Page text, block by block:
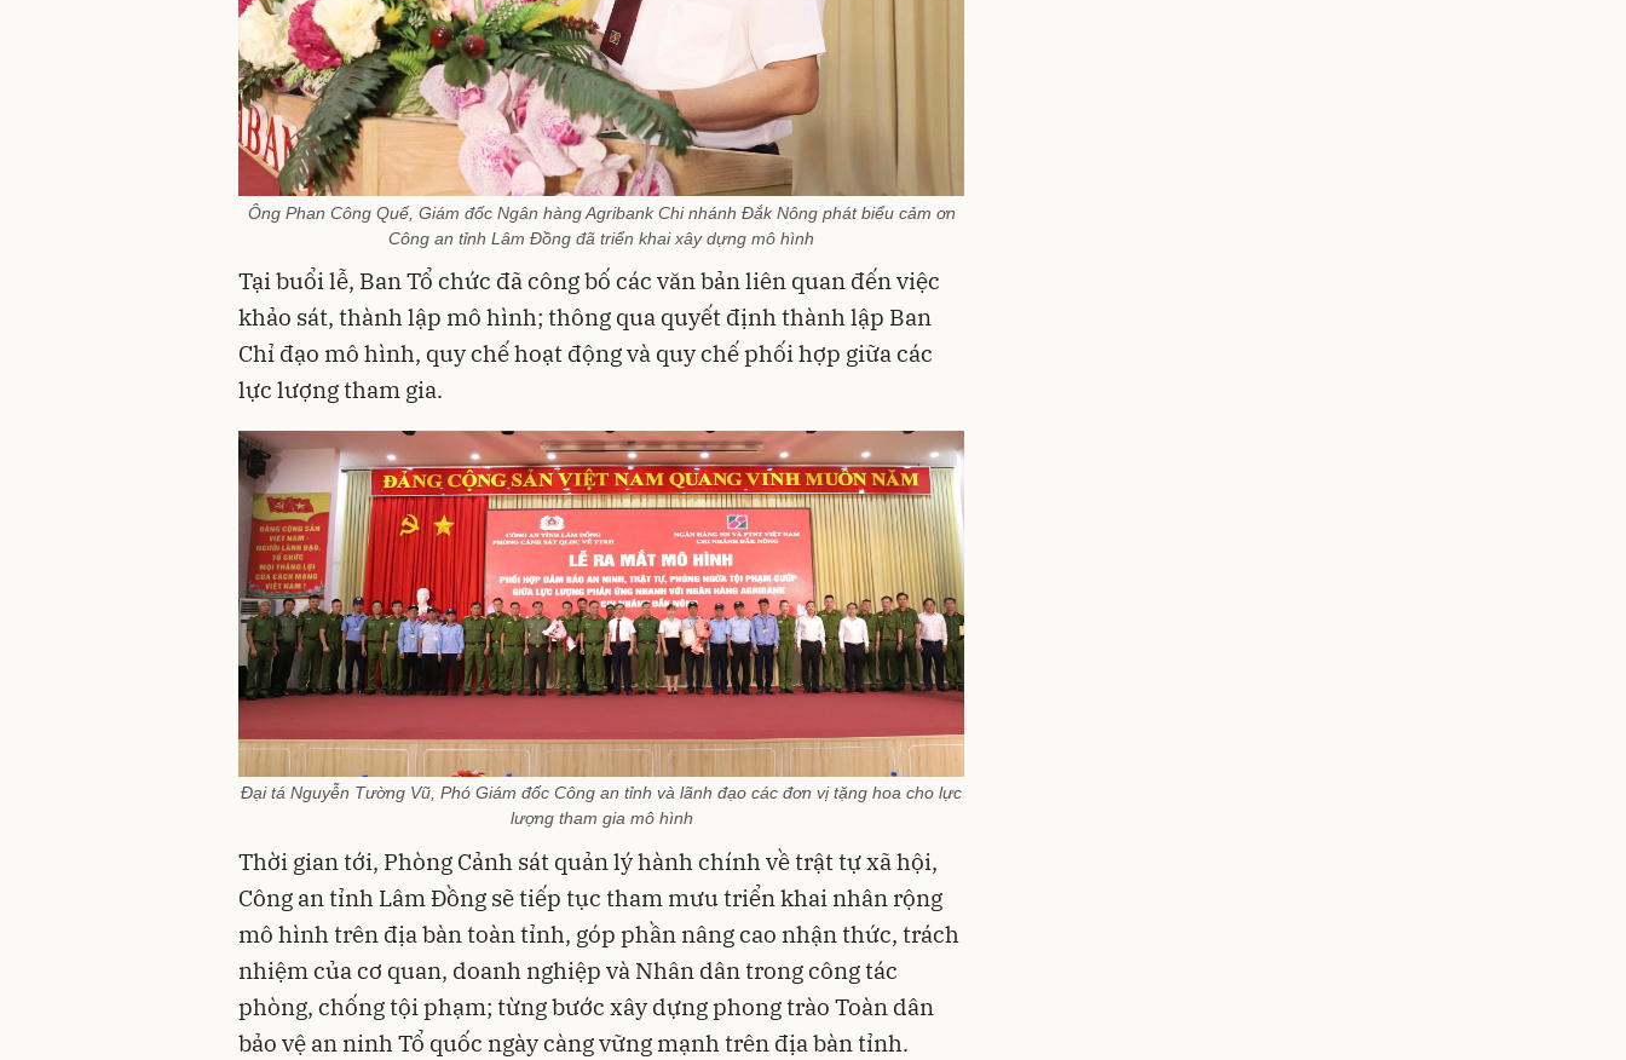
Ông Phan Công Quế, Giám đốc Ngân hàng Agribank Chi nhánh Đắk Nông phát biểu cảm ơn
Công an tỉnh Lâm Đồng đã triển khai xây dựng mô hình
Tại buổi lễ, Ban Tổ chức đã công bố các văn bản liên quan đến việc
khảo sát, thành lập mô hình; thông qua quyết định thành lập Ban
Chỉ đạo mô hình, quy chế hoạt động và quy chế phối hợp giữa các
lực lượng tham gia.
Đại tá Nguyễn Tường Vũ, Phó Giám đốc Công an tỉnh và lãnh đạo các đơn vị tặng hoa cho lực
lượng tham gia mô hình
Thời gian tới, Phòng Cảnh sát quản lý hành chính về trật tự xã hội,
Công an tỉnh Lâm Đồng sẽ tiếp tục tham mưu triển khai nhân rộng
mô hình trên địa bàn toàn tỉnh, góp phần nâng cao nhận thức, trách
nhiệm của cơ quan, doanh nghiệp và Nhân dân trong công tác
phòng, chống tội phạm; từng bước xây dựng phong trào Toàn dân
bảo vệ an ninh Tổ quốc ngày càng vững mạnh trên địa bàn tỉnh.